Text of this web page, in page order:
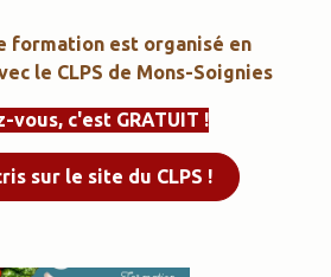
formation est organisé en
le CLPS de Mons-Soignies
vous, c'est GRATUIT !
sur le site du CLPS !